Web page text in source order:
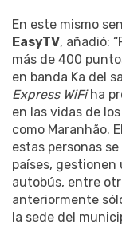
En este mismo
EasyTV, añadió:
más de 400
en banda Ka del
Express WiFiha
en las vidas de
como Maranhão. El
estas personas
países,
autobús, entre
anteriormente
la sede del